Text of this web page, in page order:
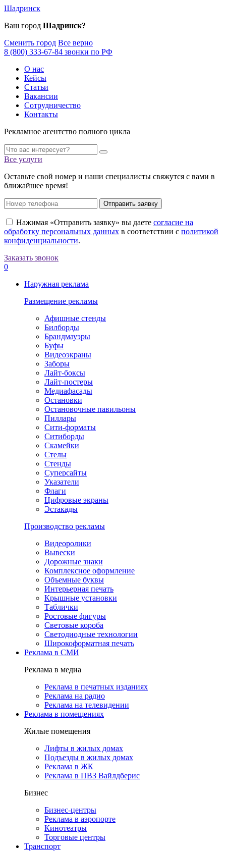
Шадринск
Ваш город Шадринск?
Сменить город Все верно
8 (800) 333-67-84 звонки по РФ
О нас
Кейсы
Статьи
Вакансии
Сотрудничество
Контакты
Рекламное агентство полного цикла
Все услуги
Оставьте свой номер и наши специалисты свяжутся с вами в
ближайшее время!
Отправить заявку
Нажимая «Отправить заявку» вы даете согласие на
обработку персональных данных в соответствии с политикой
конфиденциальности.
Заказать звонок
0
Наружная реклама
Размещение рекламы
Афишные стенды
Билборды
Брандмауэры
Буфы
Видеоэкраны
Заборы
Лайт-боксы
Лайт-постеры
Медиафасады
Остановки
Остановочные павильоны
Пиллары
Сити-форматы
Ситиборды
Скамейки
Стелы
Стенды
Суперсайты
Указатели
Флаги
Цифровые экраны
Эстакады
Производство рекламы
Видеоролики
Вывески
Дорожные знаки
Комплексное оформление
Объемные буквы
Интерьерная печать
Крышные установки
Таблички
Ростовые фигуры
Световые короба
Светодиодные технологии
Широкоформатная печать
Реклама в СМИ
Реклама в медиа
Реклама в печатных изданиях
Реклама на радио
Реклама на телевидении
Реклама в помещениях
Жилые помещения
Лифты в жилых домах
Подъезды в жилых домах
Реклама в ЖК
Реклама в ПВЗ Вайлдберис
Бизнес
Бизнес-центры
Реклама в аэропорте
Кинотеатры
Торговые центры
Транспорт